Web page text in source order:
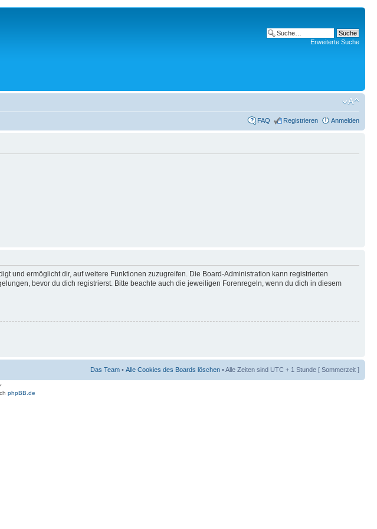
Erweiterte Suche
FAQ Registrieren Anmelden
und ermöglicht dir, auf weitere Funktionen zuzugreifen. Die Board-Administration kann registrierten
bevor du dich registrierst. Bitte beachte auch die jeweiligen Forenregeln, wenn du dich in diesem
Das Team • Alle Cookies des Boards löschen • Alle Zeiten sind UTC + 1 Stunde [ Sommerzeit ]
phpBB.de